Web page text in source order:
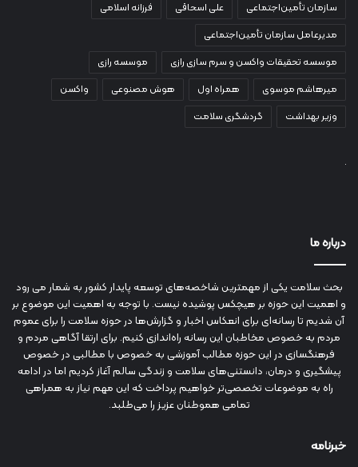
سازمان تأمین‌اجتماعی
علی اسحاقی
فرزانه اسلامی
مدیرعامل سازمان تأمین‌اجتماعی
موسسه تحقیقات واکسن و سرم سازی رازی
موسسه رازی
میرهاشم موسوی
همراه اول هوش مصنوعی
واکسن
وزیر بهداشت
گردشگری سلامت
درباره ما
بحث سلامت یکی از مهمترین شاخصه‌های توسعه پایدار کشور به شمار می رود
و اهمیت این حوزه بر هیچکس پوشیده نیست. با توجه به اهمیت این موضوع بر
آن شدیم تا رسانه‌ای برای انعکاس اخبار و گزارش‌ها در حوزه سلامت را برای عموم
مردم به خصوص مخاطبان این رسانه راه‌اندازی کنیم. برای ارتقا آگاهی مردم و
فرهنگسازی در این حوزه مطالب آموزشی به خصوص با مطالبی در خصوص
پیشگیری و درمان، دانستنی‌های سلامت و زندگی سالم آغاز کردیم اما در ادامه
راه به موضوعات تخصصی‌تر خواهیم پرداخت که این مهم نیاز به همراهی
تمامی هموطنان عزیز را می‌طلبد.
خبرنامه